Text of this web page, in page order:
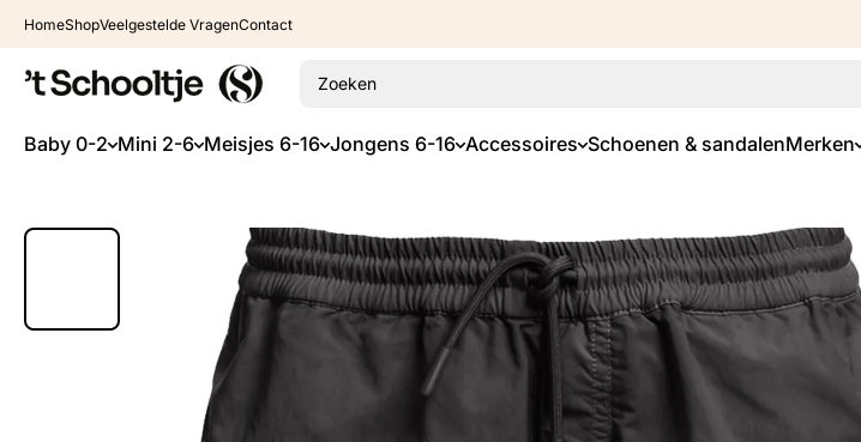
HomeShopVeelgestelde VragenContact
Baby 0-2 Mini 2-6 Meisjes 6-16 Jongens 6-16 Accessoires Schoenen & sandalenMerken
Zoeken